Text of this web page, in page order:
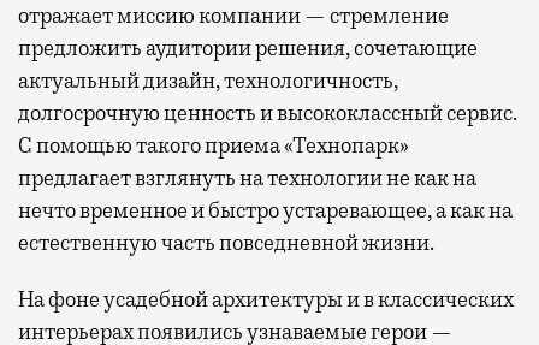
отражает миссию компании — стремление
предложить аудитории решения, сочетающие
актуальный дизайн, технологичность,
долгосрочную ценность и высококлассный сервис.
С помощью такого приема «Технопарк»
предлагает взглянуть на технологии не как на
нечто временное и быстро устаревающее, а как на
естественную часть повседневной жизни.
На фоне усадебной архитектуры и в классических
интерьерах появились узнаваемые герои —